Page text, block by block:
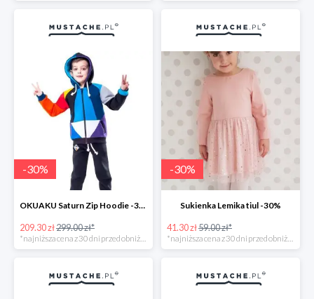
-30%
OKUAKU Saturn Zip Hoodie -30%
209.30 zł299.00 zł*
-30%
Sukienka Lemika tiul -30%
41.30 zł59.00 zł*